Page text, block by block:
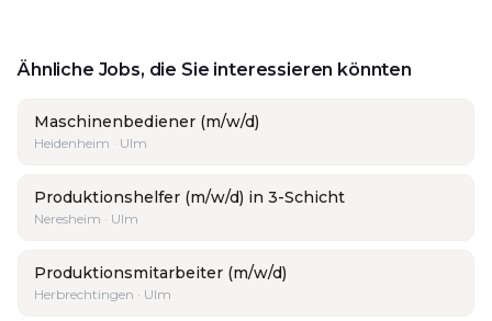
Ähnliche Jobs, die Sie interessieren könnten
Maschinenbediener (m/w/d)
Heidenheim · Ulm
Produktionshelfer (m/w/d) in 3-Schicht
Neresheim · Ulm
Produktionsmitarbeiter (m/w/d)
Herbrechtingen · Ulm